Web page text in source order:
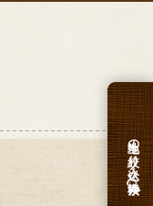
生地の絞り込み検索